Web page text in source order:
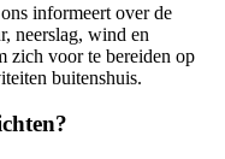
informeert over de
neerslag, wind en
zich voor te bereiden op
buitenshuis.